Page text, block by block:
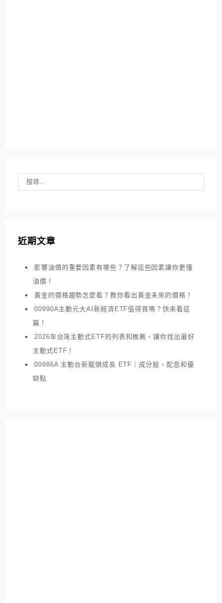
近期文章
影響油價的重要因素有哪些？了解這些因素讓你更懂
油價！
黃金的價格趨勢怎麼看？教你看出黃金未來的價格！
00990A主動元大AI新經濟ETF值得買嗎？快來看這
篇！
2026年台灣主動式ETF的列表和推薦，讓你找出最好
主動式ETF！
00986A 主動台新龍頭成長 ETF｜成分股、配息和優
缺點